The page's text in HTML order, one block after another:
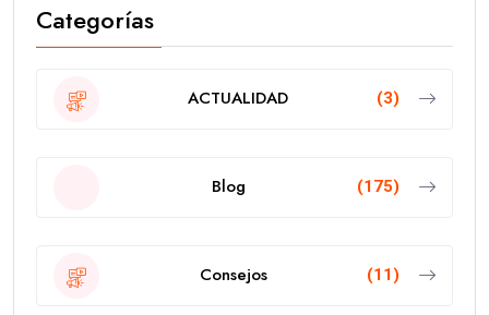
Categorías
ACTUALIDAD (3)
Blog (175)
Consejos (11)